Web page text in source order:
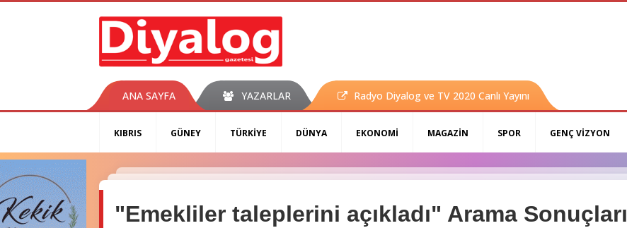
ANA SAYFA YAZARLAR Radyo Diyalog ve TV 2020 Canlı Yayını
KIBRIS GÜNEY TÜRKİYE DÜNYA EKONOMİ MAGAZİN SPOR GENÇ VİZYON
"Emekliler taleplerini açıkladı" Arama Sonuçları